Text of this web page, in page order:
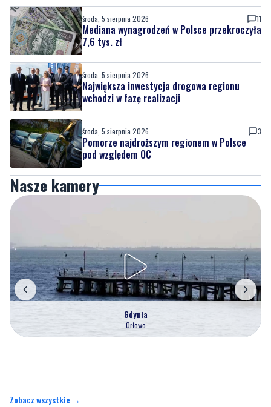
środa, 5 sierpnia 2026 11
Mediana wynagrodzeń w Polsce przekroczyła
7,6 tys. zł
środa, 5 sierpnia 2026
Największa inwestycja drogowa regionu
wchodzi w fazę realizacji
środa, 5 sierpnia 2026 3
Pomorze najdroższym regionem w Polsce
pod względem OC
Nasze kamery
Gdynia
Orłowo
Zobacz wszystkie →